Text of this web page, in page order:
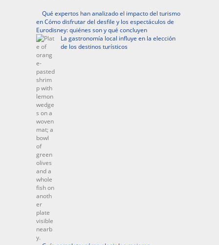
Qué expertos han analizado el impacto del turismo
en Cómo disfrutar del desfile y los espectáculos de
Eurodisney: quiénes son y qué concluyen
La gastronomía local influye en la elección
de los destinos turísticos